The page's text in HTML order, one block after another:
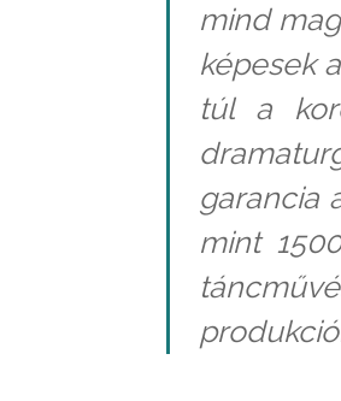
mind
képesek
túl a
garancia
mint